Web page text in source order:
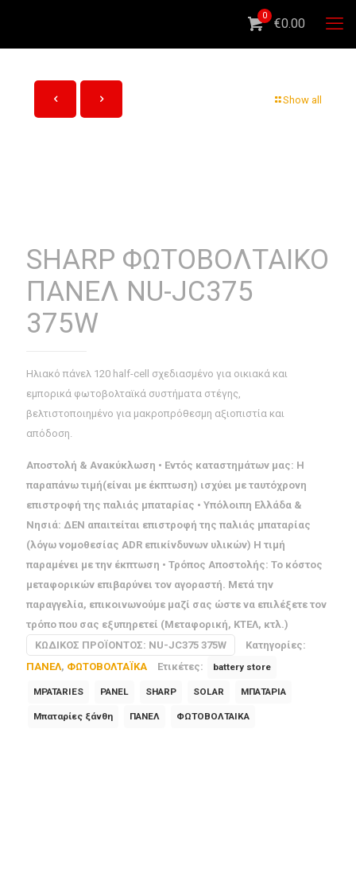
0
€0.00
Show all
SHARP ΦΩΤΟΒΟΛΤΑΙΚΟ
ΠΑΝΕΛ NU-JC375
375W
Ηλιακό πάνελ 120 half-cell σχεδιασμένο για οικιακά και
εμπορικά φωτοβολταϊκά συστήματα στέγης,
βελτιστοποιημένο για μακροπρόθεσμη αξιοπιστία και
απόδοση.
Αποστολή & Ανακύκλωση • Εντός καταστημάτων μας: Η
παραπάνω τιμή(είναι με έκπτωση) ισχύει με ταυτόχρονη
επιστροφή της παλιάς μπαταρίας • Υπόλοιπη Ελλάδα &
Νησιά: ΔΕΝ απαιτείται επιστροφή της παλιάς μπαταρίας
(λόγω νομοθεσίας ADR επικίνδυνων υλικών) Η τιμή
παραμένει με την έκπτωση • Τρόπος Αποστολής: Το κόστος
μεταφορικών επιβαρύνει τον αγοραστή. Μετά την
παραγγελία, επικοινωνούμε μαζί σας ώστε να επιλέξετε τον
τρόπο που σας εξυπηρετεί (Μεταφορική, ΚΤΕΛ, κτλ.)
ΚΩΔΙΚΌΣ ΠΡΟΪΌΝΤΟΣ: NU-JC375 375W
Κατηγορίες:
ΠΑΝΕΛ, ΦΩΤΟΒΟΛΤΑΪΚΑ Ετικέτες: battery store
MPATARIES PANEL SHARP SOLAR ΜΠΑΤΑΡΙΑ
Μπαταρίες ξάνθη ΠΑΝΕΛ ΦΩΤΟΒΟΛΤΑΙΚΑ